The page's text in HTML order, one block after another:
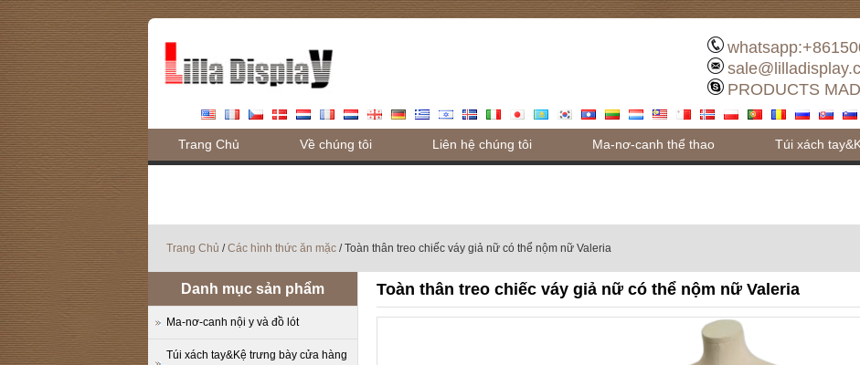
PRODUCTS
Trang Chủ Về chúng tôi Liên hệ chúng tôi Ma-nơ-canh thể thao Túi xách
Trang Chủ /Các hình thức ăn mặc / Toàn thân treo chiếc váy giả nữ có thể nộm nữ Valeria
Toàn thân treo chiếc váy giả nữ có thể nộm nữ Valeria
Danh mục sản phẩm
Ma-nơ-canh nội y và đồ lót
Túi xách tay&Kệ trưng bày cửa hàng